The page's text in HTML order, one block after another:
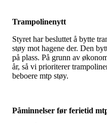
Trampolinenytt
Styret har besluttet å bytte
støy mot hagene der. Den
på plass. På grunn av
år, så vi prioriterer
beboere mtp støy.
Påminnelser før ferietid